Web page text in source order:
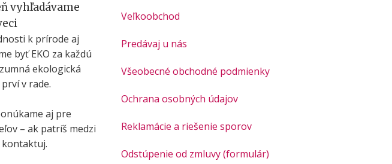
vyhľadávame
k prírode aj
byť EKO za každú
ekologická
v rade.
aj pre
– ak patríš medzi
Veľkoobchod
Predávaj u nás
Všeobecné obchodné podmienky
Ochrana osobných údajov
Reklamácie a riešenie sporov
Odstúpenie od zmluvy (formulár)